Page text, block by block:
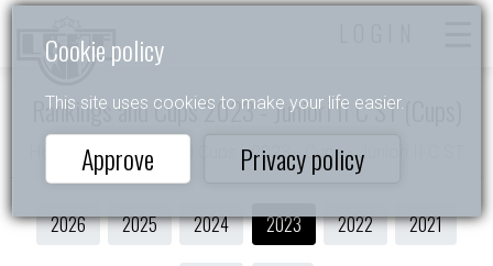
Cookie policy
This site uses cookies to make your life easier.
Approve Privacy policy
Rankings and Cups 2023 - Juniori II C ST (Cups)
- Rankings and Cups - 2023 - Cups - Juniori II C ST
2026 2025 2024 2023 2022 2021